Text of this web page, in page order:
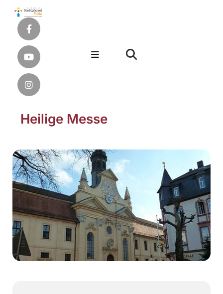
Heilige Messe